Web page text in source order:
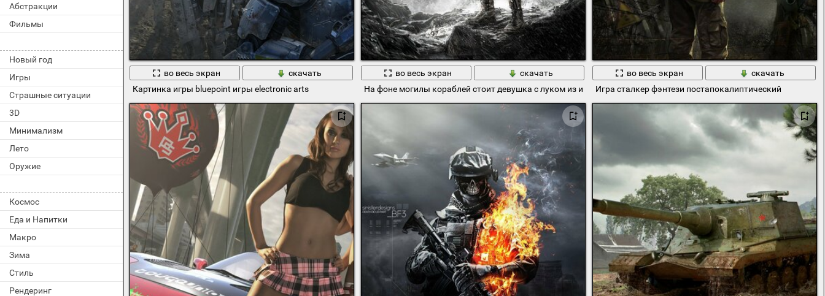
Абстракции
Фильмы
Новый год
Игры
Страшные ситуации
3D
Минимализм
Лето
Оружие
Космос
Еда и Напитки
Макро
Зима
Стиль
Рендеринг
во весь экран
скачать
Картинка игры bluepoint игры electronic arts
во весь экран
скачать
На фоне могилы кораблей стоит девушка с луком из игры
во весь экран
скачать
Игра сталкер фэнтези постапокалиптический